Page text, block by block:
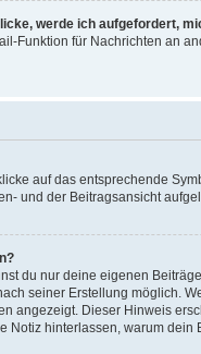
werde ich aufgefordert,
Funktion für Nachrichten an
auf das entsprechende
und der Beitragsansicht
du nur deine eigenen
seiner Erstellung möglich.
angezeigt. Dieser Hinweis
Notiz hinterlassen, warum